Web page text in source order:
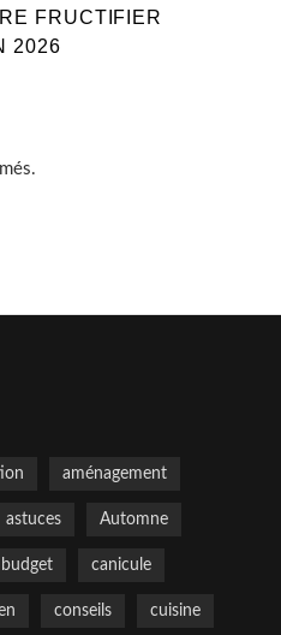
FRUCTIFIER
2026
aménagement
astuces Automne
budget canicule
conseils cuisine